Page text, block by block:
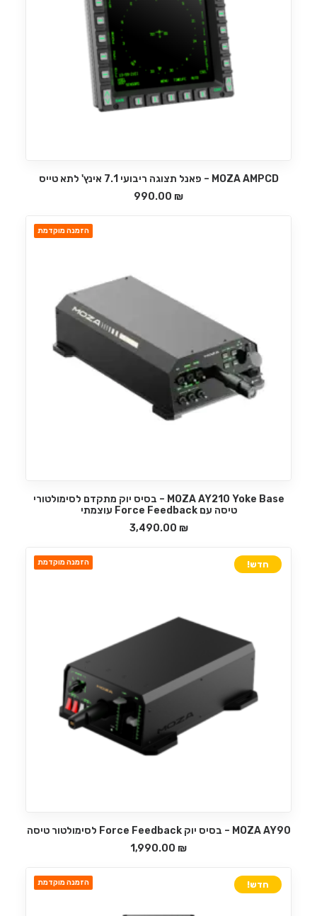
MOZA AMPCD – פאנל תצוגה ריבועי 7.1 אינץ' לתא טייס
990.00 ₪
הזמנה מוקדמת
הוספה לסל
MOZA AY210 Yoke Base – בסיס יוק מתקדם לסימולטורי
טיסה עם Force Feedback עוצמתי
3,490.00 ₪
הזמנה מוקדמת חדש!
MOZA AY90 – בסיס יוק Force Feedback לסימולטור טיסה
1,990.00 ₪
הזמנה מוקדמת חדש!